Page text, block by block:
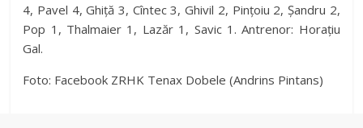
4, Pavel 4, Ghiță 3, Cîntec 3, Ghivil 2, Pințoiu 2, Șandru 2,
Pop 1, Thalmaier 1, Lazăr 1, Savic 1. Antrenor: Horațiu
Gal.
Foto: Facebook ZRHK Tenax Dobele (Andrins Pintans)